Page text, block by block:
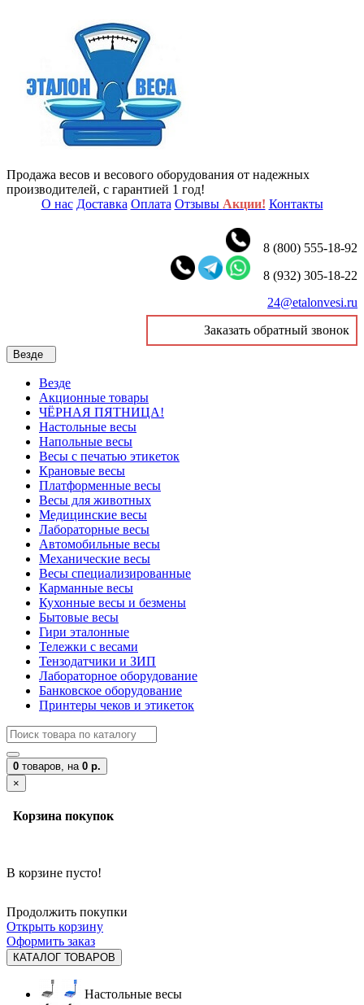
Продажа весов и весового оборудования от надежных
производителей, с гарантией 1 год!
О нас Доставка Оплата Отзывы Акции! Контакты
8 (800) 555-18-92
8 (932) 305-18-22
24@etalonvesi.ru
Заказать обратный звонок
Везде
Везде
Акционные товары
ЧЁРНАЯ ПЯТНИЦА!
Настольные весы
Напольные весы
Весы с печатью этикеток
Крановые весы
Платформенные весы
Весы для животных
Медицинские весы
Лабораторные весы
Автомобильные весы
Механические весы
Весы специализированные
Карманные весы
Кухонные весы и безмены
Бытовые весы
Гири эталонные
Тележки с весами
Тензодатчики и ЗИП
Лабораторное оборудование
Банковское оборудование
Принтеры чеков и этикеток
0 товаров, на 0 р.
×
Корзина покупок
В корзине пусто!
Продолжить покупки
Открыть корзину
Оформить заказ
КАТАЛОГ ТОВАРОВ
Настольные весы